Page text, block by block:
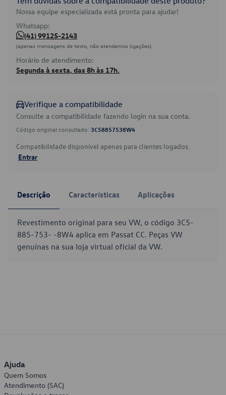
Nossa equipe especializada está pronta para ajudar!
Whatsapp:
(41) 99125-2143
(apenas mensagens de texto, não atendemos ligações)
Horário de atendimento:
Segunda à sexta, das 8h às 17h.
Verifique a compatibilidade
Consulte a compatibilidade fazendo login na sua conta.
Código original consultado: 3C58857538W4
Compatibilidade disponível apenas para clientes logados.
Entrar
Descrição Características Aplicações
Revestimento original para seu VW, o código 3C5-
885-753- -8W4 aplica em Passat CC. Peças VW
genuínas na sua loja virtual oficial da VW.
Ajuda
Quem Somos
Atendimento (SAC)